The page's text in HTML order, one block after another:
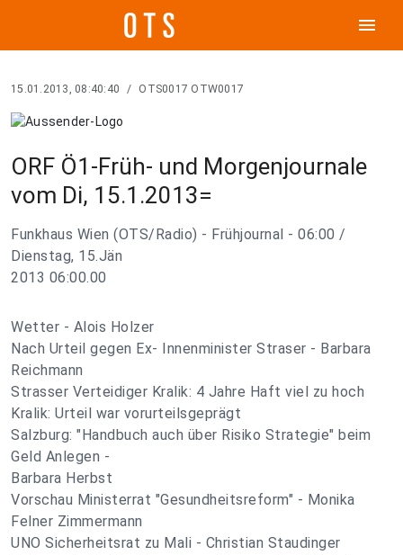
menu
15.01.2013, 08:40:40 / OTS0017 OTW0017
ORF Ö1-Früh- und Morgenjournale
vom Di, 15.1.2013=
Funkhaus Wien (OTS/Radio) - Frühjournal - 06:00 /
Dienstag, 15.Jän
2013 06:00.00
Wetter - Alois Holzer
Nach Urteil gegen Ex- Innenminister Straser - Barbara
Reichmann
Strasser Verteidiger Kralik: 4 Jahre Haft viel zu hoch
Kralik: Urteil war vorurteilsgeprägt
Salzburg: "Handbuch auch über Risiko Strategie" beim
Geld Anlegen -
Barbara Herbst
Vorschau Ministerrat "Gesundheitsreform" - Monika
Felner Zimmermann
UNO Sicherheitsrat zu Mali - Christian Staudinger